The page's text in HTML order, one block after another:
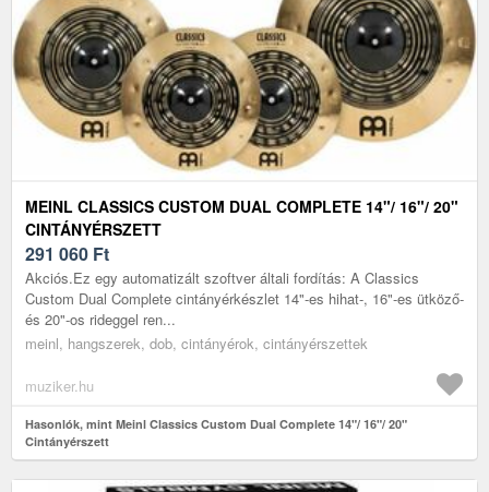
MEINL CLASSICS CUSTOM DUAL COMPLETE 14"/ 16"/ 20"
CINTÁNYÉRSZETT
291 060 Ft
Akciós.Ez egy automatizált szoftver általi fordítás: A Classics
Custom Dual Complete cintányérkészlet 14"-es hihat-, 16"-es ütköző-
és 20"-os rideggel ren...
meinl, hangszerek, dob, cintányérok, cintányérszettek
muziker.hu
Hasonlók, mint Meinl Classics Custom Dual Complete 14"/ 16"/ 20"
Cintányérszett